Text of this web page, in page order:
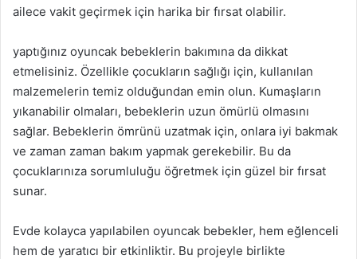
ailece vakit geçirmek için harika bir fırsat olabilir.
yaptığınız oyuncak bebeklerin bakımına da dikkat
etmelisiniz. Özellikle çocukların sağlığı için, kullanılan
malzemelerin temiz olduğundan emin olun. Kumaşların
yıkanabilir olmaları, bebeklerin uzun ömürlü olmasını
sağlar. Bebeklerin ömrünü uzatmak için, onlara iyi bakmak
ve zaman zaman bakım yapmak gerekebilir. Bu da
çocuklarınıza sorumluluğu öğretmek için güzel bir fırsat
sunar.
Evde kolayca yapılabilen oyuncak bebekler, hem eğlenceli
hem de yaratıcı bir etkinliktir. Bu projeyle birlikte